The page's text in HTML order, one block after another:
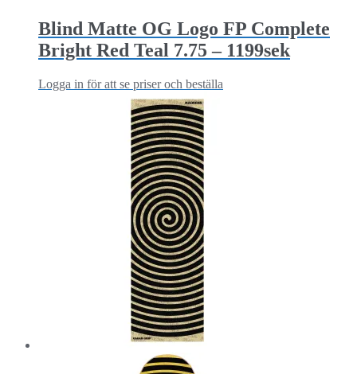
Blind Matte OG Logo FP Complete
Bright Red Teal 7.75 – 1199sek
Logga in för att se priser och beställa